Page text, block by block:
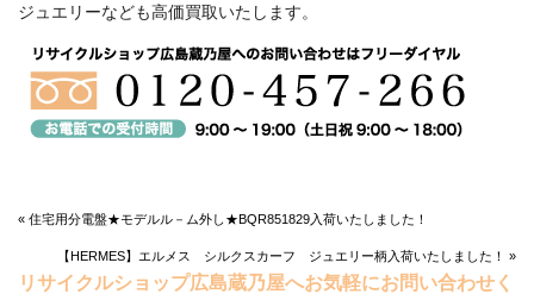
ジュエリーなども高価買取いたします。
« 住宅用分電盤★モデルル－ム外し★BQR851829入荷いたしました！
【HERMES】エルメス シルクスカーフ ジュエリー柄入荷いたしました！ »
リサイクルショップ広島蔵乃屋へお気軽にお問い合わせく